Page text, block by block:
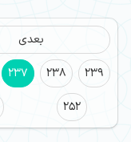
بعدی
237 238
239
252